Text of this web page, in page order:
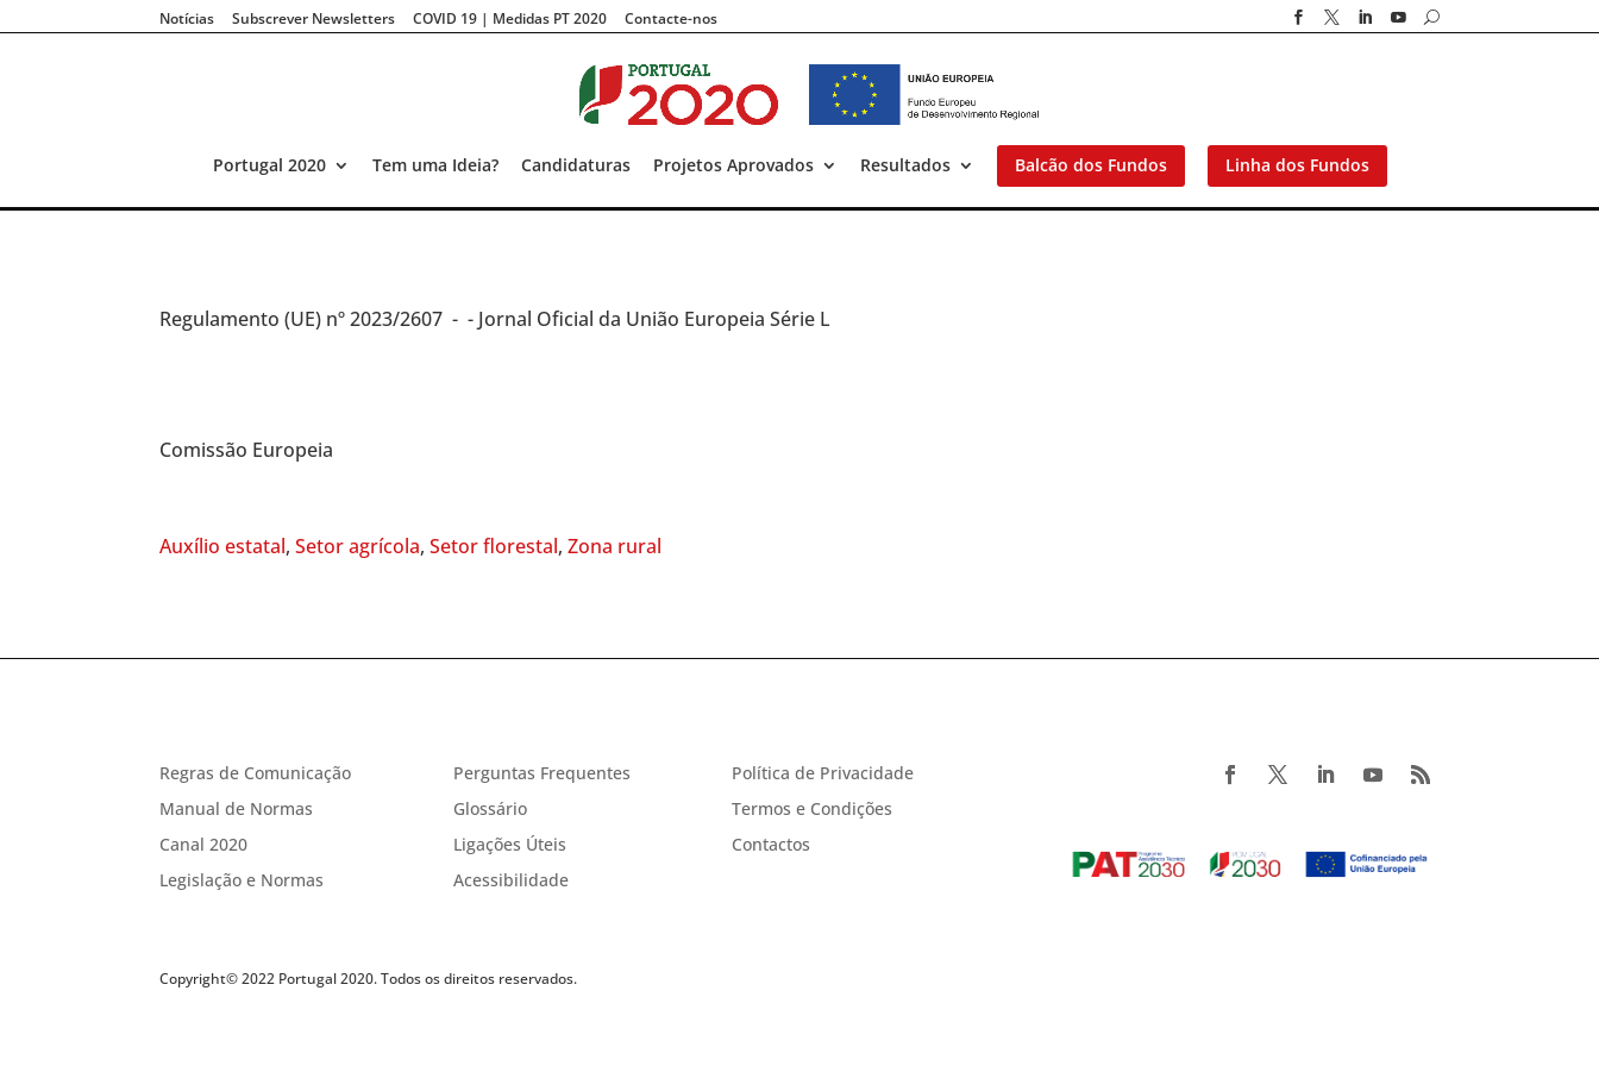
Notícias Subscrever Newsletters COVID 19 | Medidas PT 2020 Contacte-nos     U
Portugal 2020 Tem uma Ideia? Candidaturas Projetos Aprovados Resultados Balcão dos Fundos Linha dos Fundos
Regulamento (UE) nº 2023/2607 -- Jornal Oficial da União Europeia Série L
Comissão Europeia
Auxílio estatal,Setor agrícola,Setor florestal,Zona rural
Regras de Comunicação
Manual de Normas
Canal 2020
Legislação e Normas
Perguntas Frequentes
Glossário
Ligações Úteis
Acessibilidade
Política de Privacidade
Termos e Condições
Contactos
Copyright© 2022 Portugal 2020. Todos os direitos reservados.